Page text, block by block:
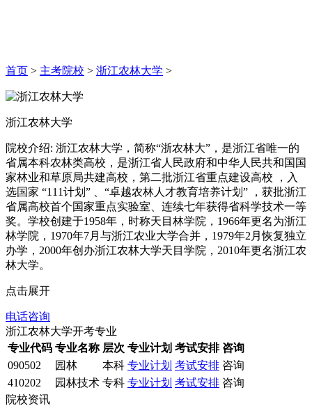
首页 > 主考院校 > 浙江农林大学 >
浙江农林大学
院校介绍: 浙江农林大学，简称“浙农林大”，是浙江省唯一的
省属本科农林类高校，是浙江省人民政府和中华人民共和国国
家林业和草原局共建高校，第二批浙江省重点建设高校 ，入
选国家 “111计划” 、“卓越农林人才教育培养计划” ，获批浙江
省属高校首个国家重点实验室、连续七年获得省科学技术一等
奖。学校创建于1958年，时称天目林学院，1966年更名为浙江
林学院，1970年7月与浙江农业大学合并，1979年2月恢复独立
办学，2000年创办浙江农林大学天目学院，2010年更名浙江农
林大学。
点击展开
电话咨询
浙江农林大学开考专业
专业代码 专业名称 层次 专业计划 考试安排 咨询
090502
园林 本科 专业计划 考试安排 咨询
410202
园林技术 专科 专业计划 考试安排 咨询
院校资讯